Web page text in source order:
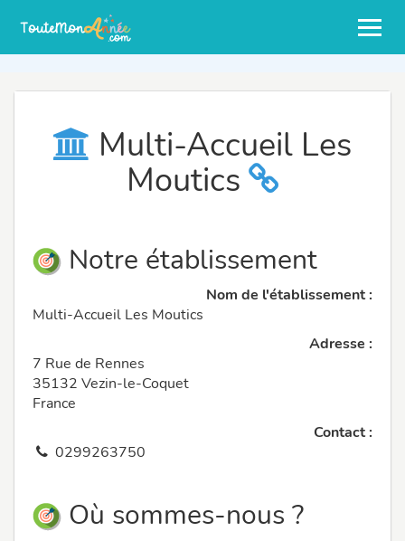
Multi-Accueil Les
Moutics
Notre établissement
Nom de l'établissement :
Multi-Accueil Les Moutics
Adresse :
7 Rue de Rennes
35132 Vezin-le-Coquet
France
Contact :
0299263750
Où sommes-nous ?